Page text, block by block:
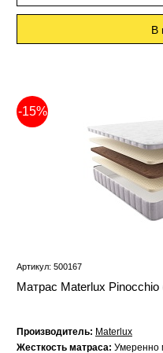
В
-15%
Артикул: 500167
Матрас Materlux
Производитель: Materlux
Жесткость матраса: Умеренно